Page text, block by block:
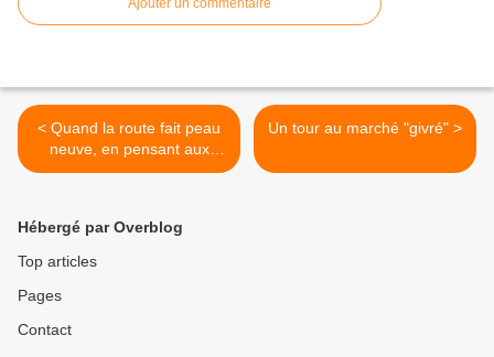
Ajouter un commentaire
< Quand la route fait peau
neuve, en pensant aux
cyclistes.
Un tour au marché "givré" >
Hébergé par Overblog
Top articles
Pages
Contact